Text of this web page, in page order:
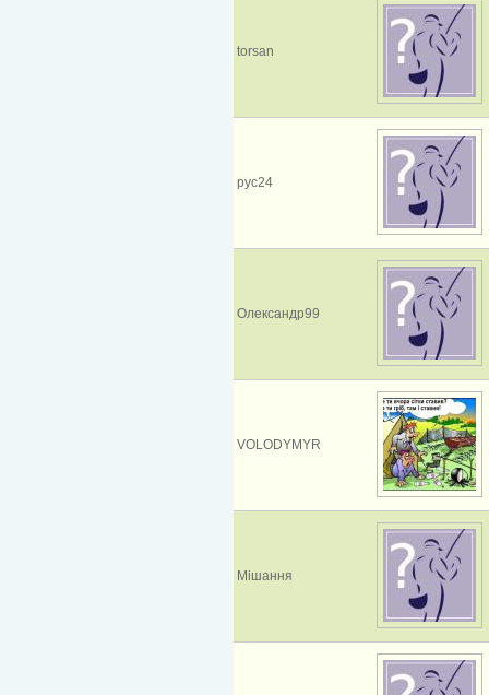
torsan
рус24
Олександр99
VOLODYMYR
Мішання